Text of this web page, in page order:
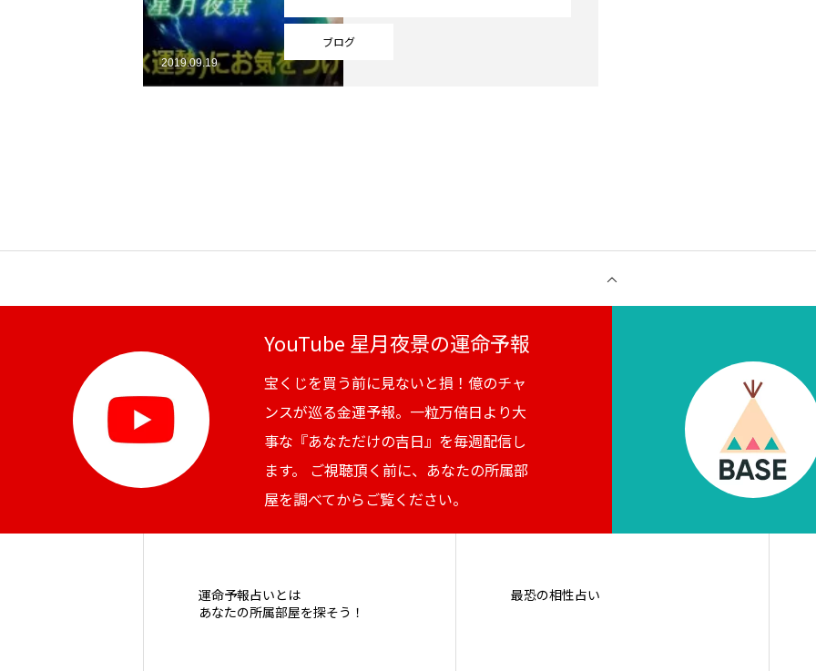
Online Store
ブログ
2019.09.19
YouTube 星月夜景の運命予報
宝くじを買う前に見ないと損！億のチャ
ンスが巡る金運予報。一粒万倍日より大
事な『あなただけの吉日』を毎週配信し
ます。 ご視聴頂く前に、あなたの所属部
屋を調べてからご覧ください。
運命予報占いとは
あなたの所属部屋を探そう！
最恐の相性占い